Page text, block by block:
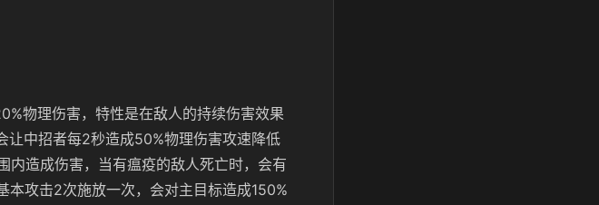
物理伤害，特性是在敌人的持续伤害效果
让中招者每2秒造成50%物理伤害攻速降低
内造成伤害，当有瘟疫的敌人死亡时，会有
攻击2次施放一次，会对主目标造成150%